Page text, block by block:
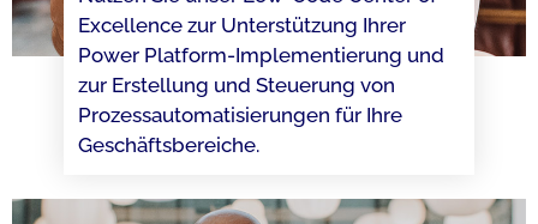
Excellence zur Unterstützung Ihrer
Power Platform-Implementierung und
zur Erstellung und Steuerung von
Prozess­automatisierungen für Ihre
Geschäftsbereiche.